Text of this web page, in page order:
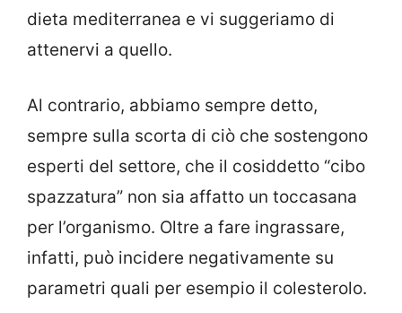
dieta mediterranea e vi suggeriamo di
attenervi a quello.
Al contrario, abbiamo sempre detto,
sempre sulla scorta di ciò che sostengono
esperti del settore, che il cosiddetto “cibo
spazzatura” non sia affatto un toccasana
per l’organismo. Oltre a fare ingrassare,
infatti, può incidere negativamente su
parametri quali per esempio il colesterolo.